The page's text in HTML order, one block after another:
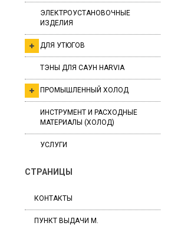
ЭЛЕКТРОУСТАНОВОЧНЫЕ
ИЗДЕЛИЯ
ДЛЯ УТЮГОВ
ТЭНЫ ДЛЯ САУН HARVIA
ПРОМЫШЛЕННЫЙ ХОЛОД
ИНСТРУМЕНТ И РАСХОДНЫЕ
МАТЕРИАЛЫ (ХОЛОД)
УСЛУГИ
СТРАНИЦЫ
КОНТАКТЫ
ПУНКТ ВЫДАЧИ М.